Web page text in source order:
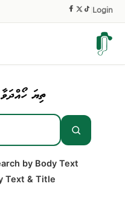
Login
ތިޔަ
by Body Text
Text & Title